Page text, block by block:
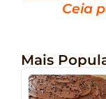
Ceia
Mais